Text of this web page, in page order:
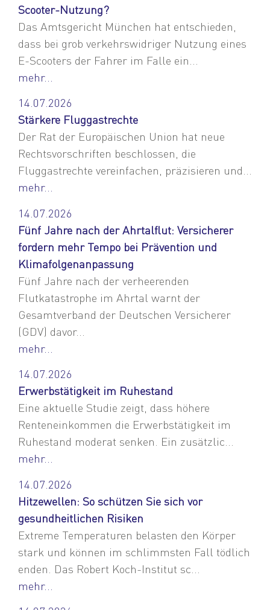
Scooter-Nutzung?
Das Amtsgericht München hat entschieden,
dass bei grob verkehrswidriger Nutzung eines
E-Scooters der Fahrer im Falle ein...
mehr...
14.07.2026
Stärkere Fluggastrechte
Der Rat der Europäischen Union hat neue
Rechtsvorschriften beschlossen, die
Fluggastrechte vereinfachen, präzisieren und...
mehr...
14.07.2026
Fünf Jahre nach der Ahrtalflut: Versicherer
fordern mehr Tempo bei Prävention und
Klimafolgenanpassung
Fünf Jahre nach der verheerenden
Flutkatastrophe im Ahrtal warnt der
Gesamtverband der Deutschen Versicherer
(GDV) davor...
mehr...
14.07.2026
Erwerbstätigkeit im Ruhestand
Eine aktuelle Studie zeigt, dass höhere
Renteneinkommen die Erwerbstätigkeit im
Ruhestand moderat senken. Ein zusätzlic...
mehr...
14.07.2026
Hitzewellen: So schützen Sie sich vor
gesundheitlichen Risiken
Extreme Temperaturen belasten den Körper
stark und können im schlimmsten Fall tödlich
enden. Das Robert Koch-Institut sc...
mehr...